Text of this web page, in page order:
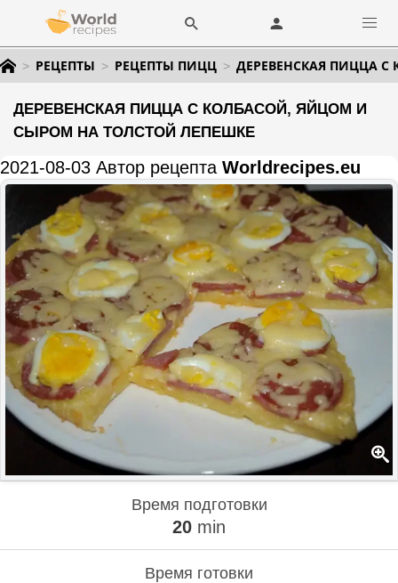
РЕЦЕПТЫ РЕЦЕПТЫ ПИЦЦ ДЕРЕВЕНСКАЯ ПИЦЦА
ДЕРЕВЕНСКАЯ ПИЦЦА С КОЛБАСОЙ, ЯЙЦОМ И
СЫРОМ НА ТОЛСТОЙ ЛЕПЕШКЕ
2021-08-03 Автор рецепта Worldrecipes.eu
Время подготовки
20 min
Время готовки